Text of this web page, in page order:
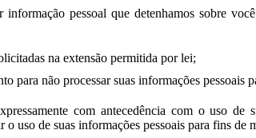
pessoal que detenhamos sobre
na extensão permitida por lei;
para não processar suas informações pessoais
com antecedência com o uso de
uso de suas informações pessoais para fins de